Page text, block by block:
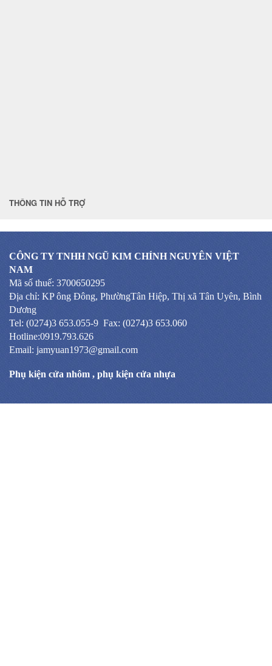
THÔNG TIN HỖ TRỢ
CÔNG TY TNHH NGŨ KIM CHÍNH NGUYÊN VIỆT
NAM
Mã số thuế: 3700650295
Địa chỉ: KP ông Đông, PhườngTân Hiệp, Thị xã Tân Uyên, Bình
Dương
Tel: (0274)3 653.055-9 Fax: (0274)3 653.060
Hotline:0919.793.626
Email: jamyuan1973@gmail.com
Phụ kiện cửa nhôm , phụ kiện cửa nhựa